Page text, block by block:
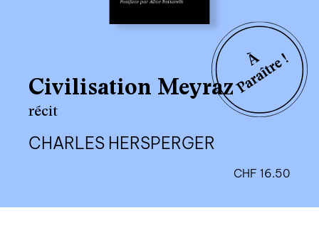
Civilisation Meyraz
récit
CHARLES HERSPERGER
CHF 16.50